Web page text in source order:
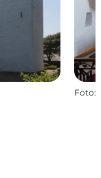
Foto: